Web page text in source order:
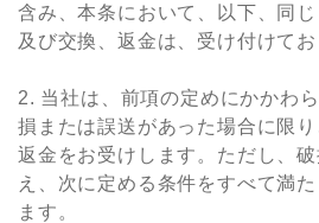
含み、本条において、以下、同
及び交換、返⾦は、受け付けてお
2. 当社は、前項の定めにかかわ
損または誤送があった場合に限り
返⾦をお受けします。ただし、
え、次に定める条件をすべて満
ます。